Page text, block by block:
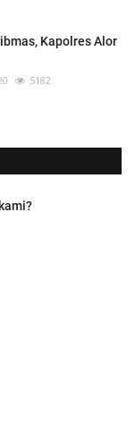
Kapolres Alor
5182